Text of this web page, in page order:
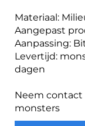
Materiaal:
Aangepast
Aanpassing:
Levertijd:
dagen
Neem contact
monsters